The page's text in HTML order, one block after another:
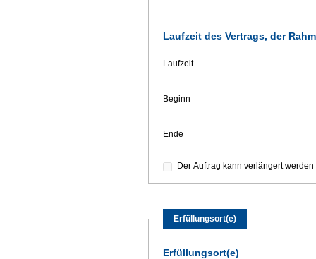
Laufzeit des Vertrags, der
Laufzeit
Beginn
Ende
Der Auftrag kann verlängert werden
Erfüllungsort(e)
Erfüllungsort(e)